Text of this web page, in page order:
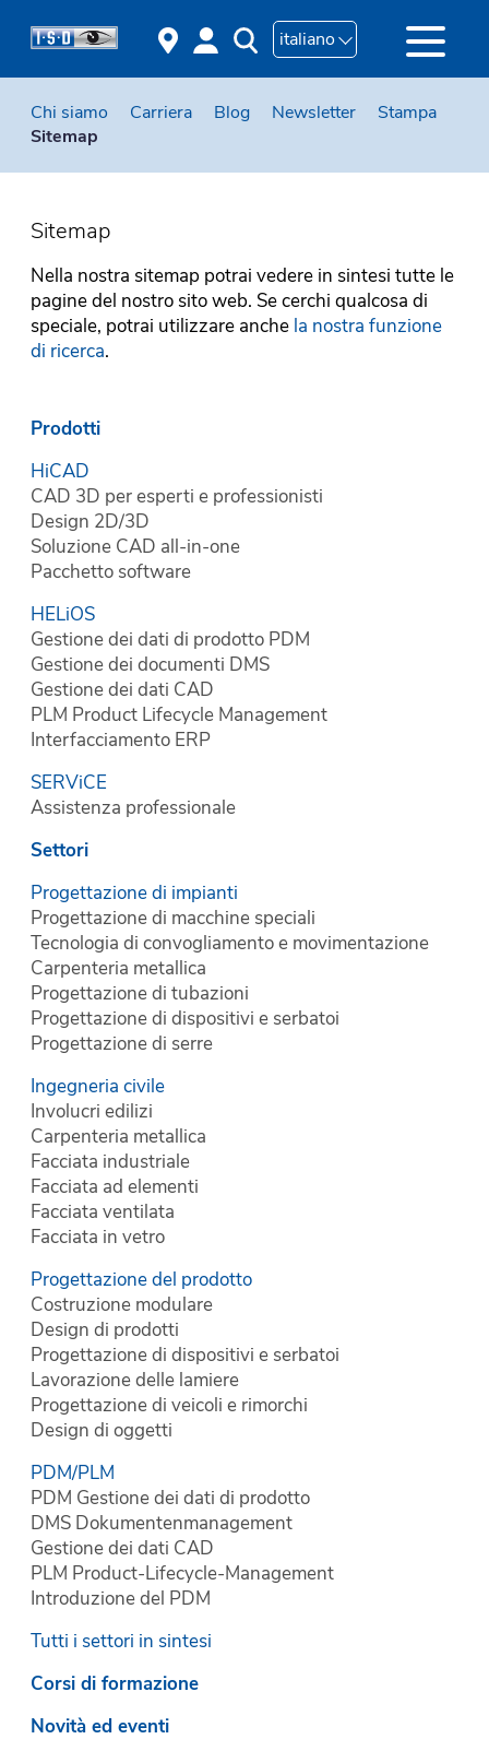
italiano
Chi siamo Carriera Blog Newsletter
Stampa
Sitemap
Sitemap
Nella nostra sitemap potrai vedere in sintesi tutte le
pagine del nostro sito web. Se cerchi qualcosa di
speciale, potrai utilizzare anche la nostra funzione
di ricerca.
Prodotti
HiCAD
CAD 3D per esperti e professionisti
Design 2D/3D
Soluzione CAD all-in-one
Pacchetto software
HELiOS
Gestione dei dati di prodotto PDM
Gestione dei documenti DMS
Gestione dei dati CAD
PLM Product Lifecycle Management
Interfacciamento ERP
SERViCE
Assistenza professionale
Settori
Progettazione di impianti
Progettazione di macchine speciali
Tecnologia di convogliamento e movimentazione
Carpenteria metallica
Progettazione di tubazioni
Progettazione di dispositivi e serbatoi
Progettazione di serre
Ingegneria civile
Involucri edilizi
Carpenteria metallica
Facciata industriale
Facciata ad elementi
Facciata ventilata
Facciata in vetro
Progettazione del prodotto
Costruzione modulare
Design di prodotti
Progettazione di dispositivi e serbatoi
Lavorazione delle lamiere
Progettazione di veicoli e rimorchi
Design di oggetti
PDM/PLM
PDM Gestione dei dati di prodotto
DMS Dokumentenmanagement
Gestione dei dati CAD
PLM Product-Lifecycle-Management
Introduzione del PDM
Tutti i settori in sintesi
Corsi di formazione
Novità ed eventi